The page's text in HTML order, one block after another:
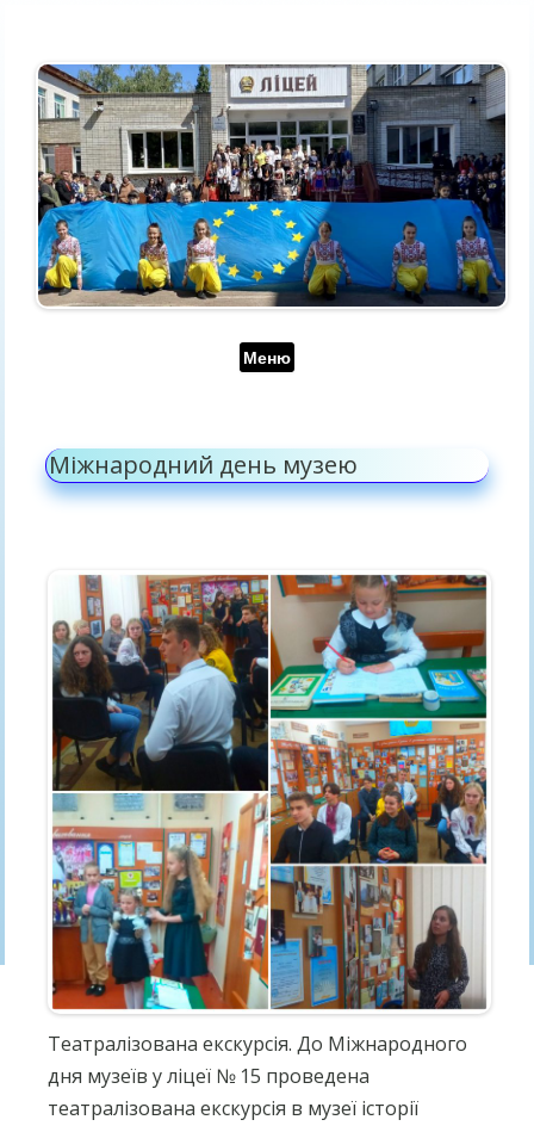
Меню
Міжнародний день музею
Театралізована екскурсія. До Міжнародного
дня музеїв у ліцеї № 15 проведена
театралізована екскурсія в музеї історії